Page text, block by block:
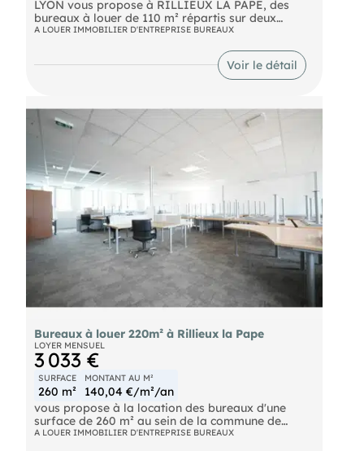
LYON vous propose à RILLIEUX LA PAPE, des
bureaux à louer de 110 m² répartis sur deux
niveaux (RDC et R+1), idéal pour vos activités
climatisation réversible, de la fibre et de 4 places
de parking privées dans un environnement
dynamique et accessible à proximité immédiate
A LOUER IMMOBILIER D'ENTREPRISE BUREAUX
Voir le détail
Bureaux à louer 220m² à Rillieux la Pape
LOYER MENSUEL
3 033 €
SURFACE
260 m²
MONTANT AU M²
140,04 €/m²/an
vous propose à la location des bureaux d'une
surface de 260 m² au sein de la commune de
Rillieux la Pape.
A LOUER IMMOBILIER D'ENTREPRISE BUREAUX